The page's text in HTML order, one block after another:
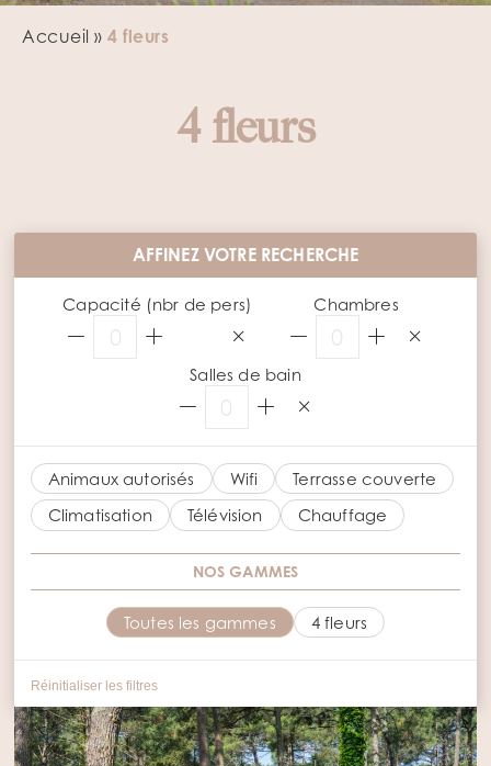
Accueil »4 fleurs
4 fleurs
AFFINEZ VOTRE RECHERCHE
Capacité (nbr de pers) Chambres
Salles de bain
Animaux autorisés Wifi
Terrasse couverte
Climatisation
Télévision Chauffage
NOS GAMMES
Toutes les gammes 4 fleurs
Réinitialiser les filtres